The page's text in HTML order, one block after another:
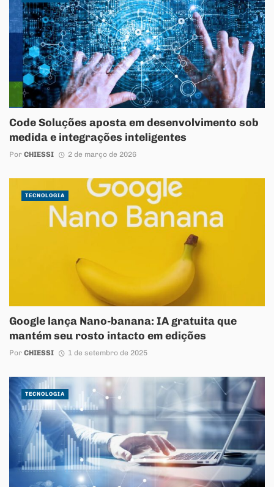
Code Soluções aposta em desenvolvimento sob
medida e integrações inteligentes
Por CHIESSI 2 de março de 2026
Google lança Nano-banana: IA gratuita que
mantém seu rosto intacto em edições
Por CHIESSI 1 de setembro de 2025
TECNOLOGIA
TECNOLOGIA